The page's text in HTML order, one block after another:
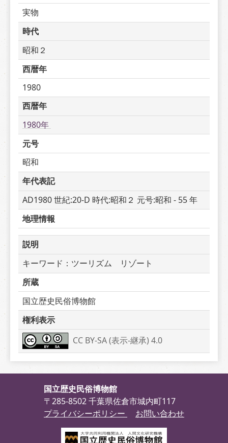
実物
時代
昭和２
西暦年
1980
西暦年
1980年
元号
昭和
年代表記
AD1980 世紀:20-D 時代:昭和２ 元号:昭和 - 55 年
地理情報
説明
キーワード：ツーリズム　リゾート
所蔵
国立歴史民俗博物館
権利表示
CC BY-SA (表示-継承) 4.0
国立歴史民俗博物館
〒285-8502 千葉県佐倉市城内町117
プライバシーポリシー
お問い合わせ